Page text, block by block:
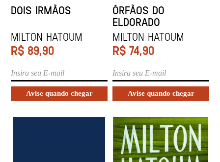
DOIS IRMÃOS
MILTON HATOUM
R$ 89,90
ÓRFÃOS DO
ELDORADO
MILTON HATOUM
R$ 74,90